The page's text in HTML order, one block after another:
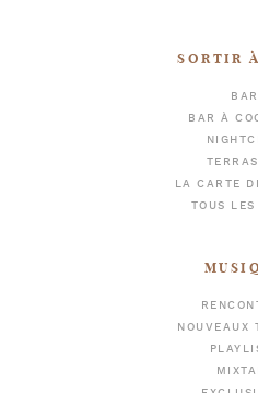
SORTIR
BAR
BAR À
LA CARTE
TOUS
NOUVEAUX